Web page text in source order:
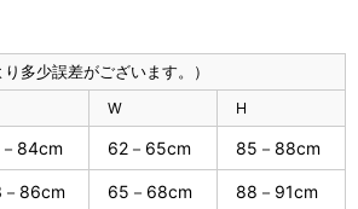
多少誤差がございます。）
W H
84cm 62－65cm 85－88cm
86cm 65－68cm 88－91cm